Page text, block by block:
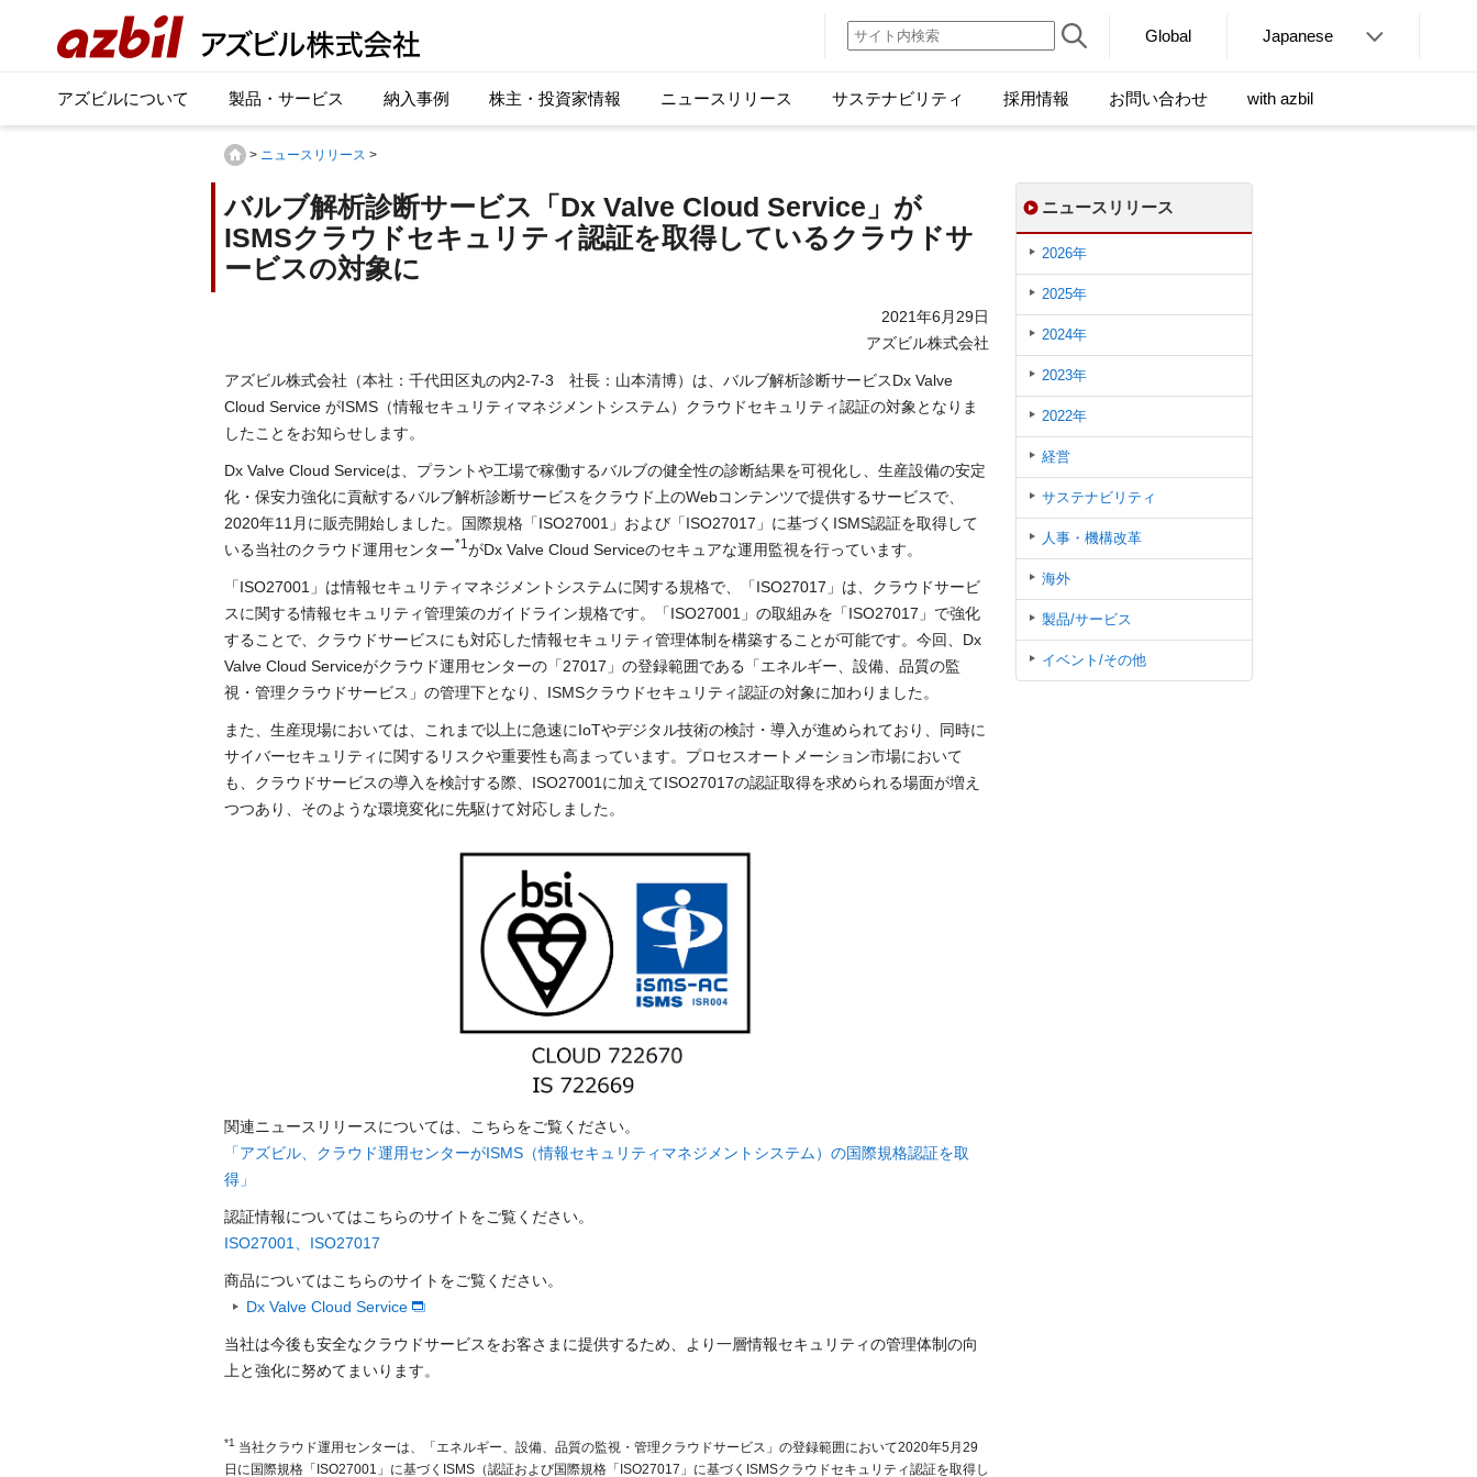
Global Japanese
アズビルについて 製品・サービス 納入事例 株主・投資家情報 ニュースリリース サステナビリティ 採用情報 お問い合わせ with azbil
> ニュースリリース >
バルブ解析診断サービス「Dx Valve Cloud Service」が
ISMSクラウドセキュリティ認証を取得しているクラウドサ
ービスの対象に
2021年6月29日
アズビル株式会社
アズビル株式会社（本社：千代田区丸の内2-7-3 社長：山本清博）は、バルブ解析診断サービスDx Valve
Cloud Service がISMS（情報セキュリティマネジメントシステム）クラウドセキュリティ認証の対象となりま
したことをお知らせします。
Dx Valve Cloud Serviceは、プラントや工場で稼働するバルブの健全性の診断結果を可視化し、生産設備の安定
化・保安力強化に貢献するバルブ解析診断サービスをクラウド上のWebコンテンツで提供するサービスで、
2020年11月に販売開始しました。国際規格「ISO27001」および「ISO27017」に基づくISMS認証を取得して
いる当社のクラウド運用センター*1 がDx Valve Cloud Serviceのセキュアな運用監視を行っています。
「ISO27001」は情報セキュリティマネジメントシステムに関する規格で、「ISO27017」は、クラウドサービ
スに関する情報セキュリティ管理策のガイドライン規格です。「ISO27001」の取組みを「ISO27017」で強化
することで、クラウドサービスにも対応した情報セキュリティ管理体制を構築することが可能です。今回、Dx
Valve Cloud Serviceがクラウド運用センターの「27017」の登録範囲である「エネルギー、設備、品質の監
視・管理クラウドサービス」の管理下となり、ISMSクラウドセキュリティ認証の対象に加わりました。
また、生産現場においては、これまで以上に急速にIoTやデジタル技術の検討・導入が進められており、同時に
サイバーセキュリティに関するリスクや重要性も高まっています。プロセスオートメーション市場において
も、クラウドサービスの導入を検討する際、ISO27001に加えてISO27017の認証取得を求められる場面が増え
つつあり、そのような環境変化に先駆けて対応しました。
関連ニュースリリースについては、こちらをご覧ください。
「アズビル、クラウド運用センターがISMS（情報セキュリティマネジメントシステム）の国際規格認証を取
得」
認証情報についてはこちらのサイトをご覧ください。
ISO27001、ISO27017
商品についてはこちらのサイトをご覧ください。
Dx Valve Cloud Service
当社は今後も安全なクラウドサービスをお客さまに提供するため、より一層情報セキュリティの管理体制の向
上と強化に努めてまいります。
*1 当社クラウド運用センターは、「エネルギー、設備、品質の監視・管理クラウドサービス」の登録範囲において2020年5月29
日に国際規格「ISO27001」に基づくISMS（認証および国際規格「ISO27017」に基づくISMSクラウドセキュリティ認証を取得し
ニュースリリース
2026年
2025年
2024年
2023年
2022年
経営
サステナビリティ
人事・機構改革
海外
製品/サービス
イベント/その他